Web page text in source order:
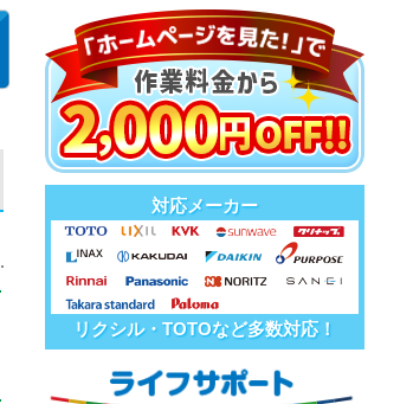
対応メーカー
リクシル・TOTOなど多数対応！